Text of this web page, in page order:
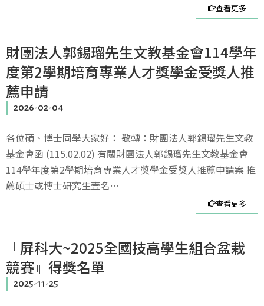
查看更多
財團法人郭錫瑠先生文教基金會114學年
度第2學期培育專業人才獎學金受獎人推
薦申請
2026-02-04
各位碩、博士同學大家好： 敬轉：財團法人郭錫瑠先生文教
基金會函 (115.02.02) 有關財團法人郭錫瑠先生文教基金會
114學年度第2學期培育專業人才獎學金受獎人推薦申請案 推
薦碩士或博士研究生壹名…
查看更多
『屏科大~2025全國技高學生組合盆栽
競賽』得獎名單
2025-11-25